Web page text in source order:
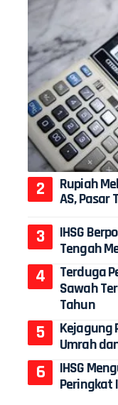
Rupiah
AS, Pasar
IHSG
Tengah
Terduga
Sawah
Tahun
Kejagung
Umrah
IHSG
Peringkat